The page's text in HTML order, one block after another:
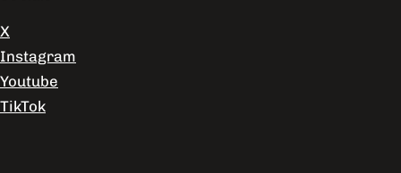
X
Instagram
Youtube
TikTok